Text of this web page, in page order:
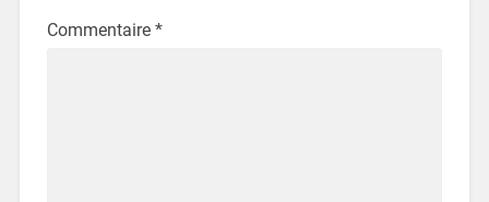
Commentaire *